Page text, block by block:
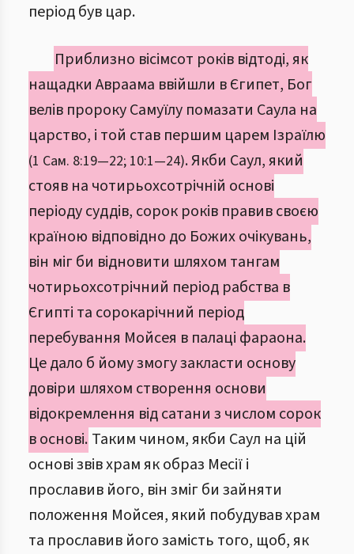
період був цар.
Приблизно вісімсот років відтоді, як
нащадки Авраама ввійшли в Єгипет, Бог
велів пророку Самуїлу помазати Саула на
царство, і той став першим царем Ізраїлю
(1 Сам. 8:19—22; 10:1—24). Якби Саул, який
стояв на чотирьохсотрічній основі
періоду суддів, сорок років правив своєю
країною відповідно до Божих очікувань,
він міг би відновити шляхом тангам
чотирьохсотрічний період рабства в
Єгипті та сорокарічний період
перебування Мойсея в палаці фараона.
Це дало б йому змогу закласти основу
довіри шляхом створення основи
відокремлення від сатани з числом сорок
в основі. Таким чином, якби Саул на цій
основі звів храм як образ Месії і
прославив його, він зміг би зайняти
положення Мойсея, який побудував храм
та прославив його замість того, щоб, як